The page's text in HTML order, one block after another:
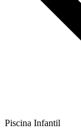
Piscina Infantil